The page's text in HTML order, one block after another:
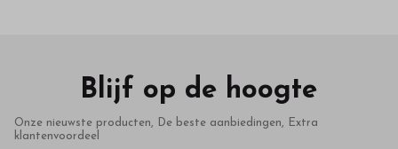
Blijf op de hoogte
Onze nieuwste producten, De beste aanbiedingen, Extra
klantenvoordeel